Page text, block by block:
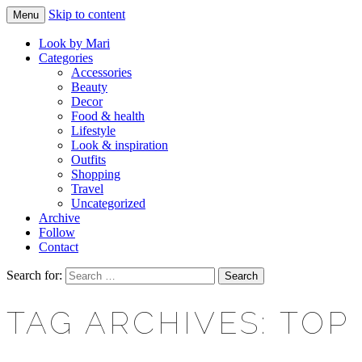
LOOK BY MARI
Makeup & beauty blog
Menu Skip to content
Look by Mari
Categories
Accessories
Beauty
Decor
Food & health
Lifestyle
Look & inspiration
Outfits
Shopping
Travel
Uncategorized
Archive
Follow
Contact
Search for:
TAG ARCHIVES: TOP